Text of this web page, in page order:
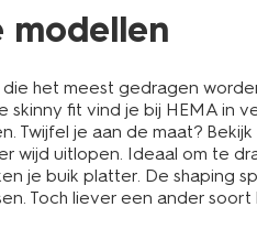
modellen
het meest gedragen
fit vind je bij HEMA in
Twijfel je aan de maat?
uitlopen. Ideaal om te
je buik platter. De shaping
Toch liever een ander